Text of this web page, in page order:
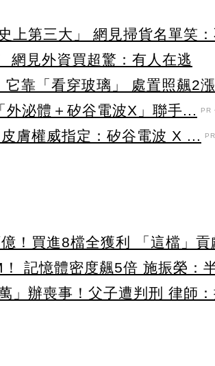
上第三大」 網見掃貨名單笑
網見外資買超驚：有人在逃
它靠「看穿玻璃」 處置照飆2
泌體＋矽谷電波X」聯手...
PR
膚權威指定：矽谷電波 X ...
！買進8檔全獲利 「這檔」貢
記憶體密度飆5倍 施振榮：
」辦喪事！父子遭判刑 律師